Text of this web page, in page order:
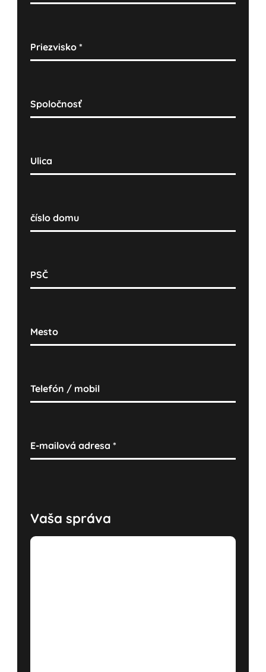
Priezvisko*
Spoločnosť
Ulica
číslo domu
PSČ
Mesto
Telefón / mobil
E-mailová adresa*
Vaša správa